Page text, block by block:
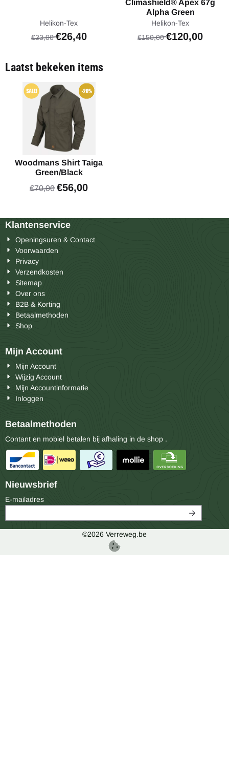
Merk:
Helikon-Tex
Van 33,00 voor 26,40
€33,00€26,40
Climashield® Apex 67g
Alpha Green
Merk:
Helikon-Tex
Van 150,00
€150,00€120,00
Laatst bekeken items
Woodmans Shirt Taiga
Green/Black
€70,00 €56,00
Klantenservice
Openingsuren & Contact
Voorwaarden
Privacy
Verzendkosten
Sitemap
Over ons
B2B & Korting
Betaalmethoden
Shop
Mijn Account
Mijn Account
Wijzig Account
Mijn Accountinformatie
Inloggen
Betaalmethoden
Contant en mobiel betalen bij afhaling in de shop .
Nieuwsbrief
E-mailadresVul je e-mailadres in voor de nieuwsbrief
©2026 Verreweg.be